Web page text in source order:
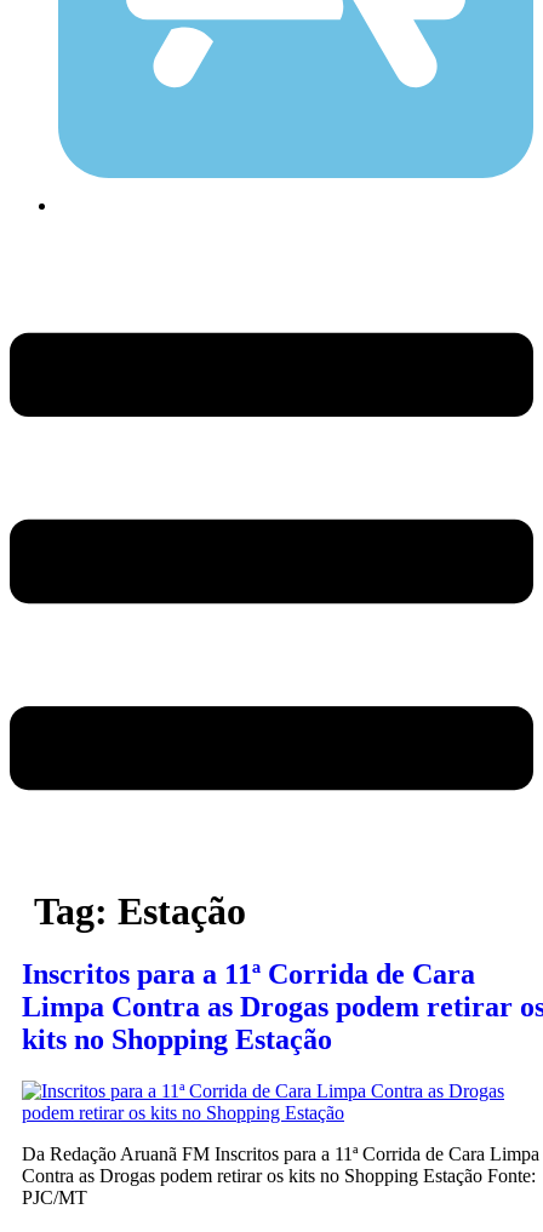
Tag: Estação
Inscritos para a 11ª Corrida de Cara
Limpa Contra as Drogas podem retirar
kits no Shopping Estação
Da Redação Aruanã FM Inscritos para a 11ª Corrida de Cara Limpa
Contra as Drogas podem retirar os kits no Shopping Estação Fonte:
PJC/MT